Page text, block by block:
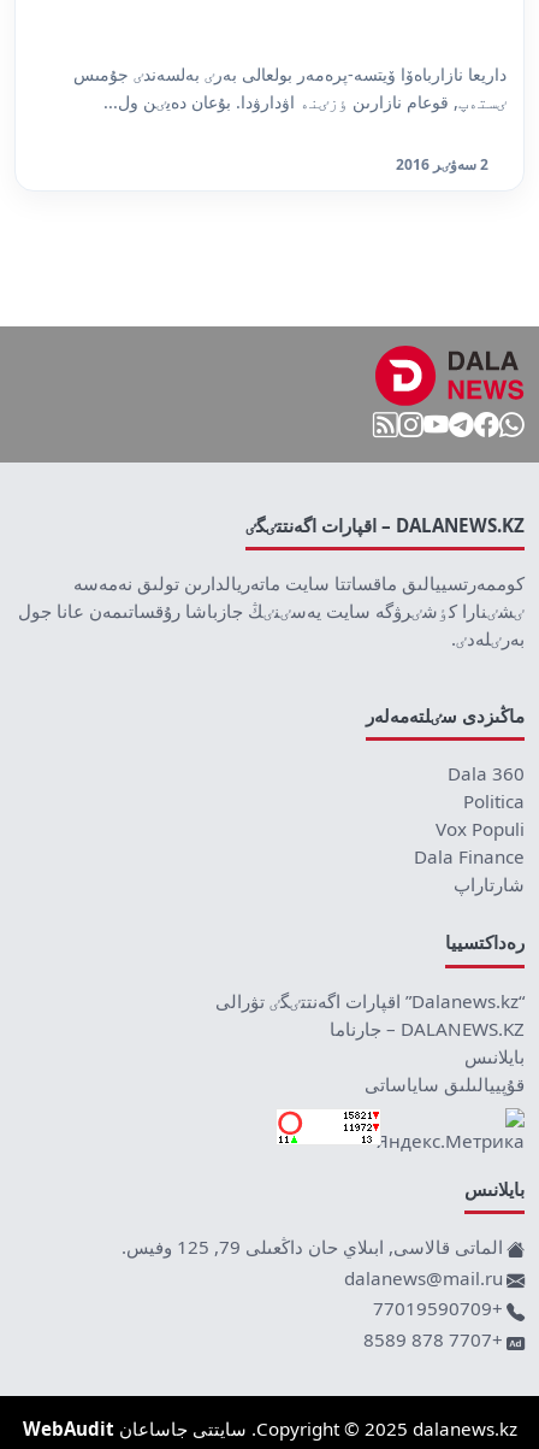
داريعا نازارباەۆا ۆيتسە-پرەمەر بولعالى بەرٸ بەلسەندٸ جۇمىس
ٸستەپ, قوعام نازارىن ٶزٸنە اۋدارۋدا. بۇعان دەيٸن ول...
2 سەۋٸر 2016
DALANEWS.KZ – اقپارات اگەنتتٸگٸ
كوممەرتسييالىق ماقساتتا سايت ماتەريالدارىن تولىق نەمەسە
ٸشٸنارا كٶشٸرۋگە سايت يەسٸنٸڭ جازباشا رۇقساتىمەن عانا جول
بەرٸلەدٸ.
ماڭىزدى سٸلتەمەلەر
Dala 360
Politica
Vox Populi
Dala Finance
شارتاراپ
رەداكتسييا
“Dalanews.kz” اقپارات اگەنتتٸگٸ تۋرالى
DALANEWS.KZ – جارناما
بايلانىس
قۇپييالىلىق ساياساتى
بايلانىس
الماتى قالاسى, ابىلاي حان داڭعىلى 79, 125 وفيس.
dalanews@mail.ru
+77019590709
+7707 878 8589
Copyright © 2025 dalanews.kz. سايتتى جاساعان WebAudit